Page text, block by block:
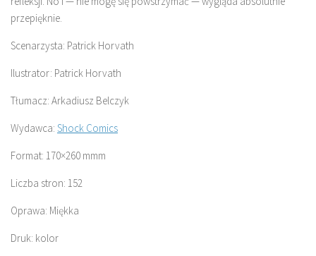
przepięknie.
Scenarzysta: Patrick Horvath
Ilustrator: Patrick Horvath
Tłumacz: Arkadiusz Belczyk
Wydawca: Shock Comics
Format: 170×260 mmm
Liczba stron: 152
Oprawa: Miękka
Druk: kolor